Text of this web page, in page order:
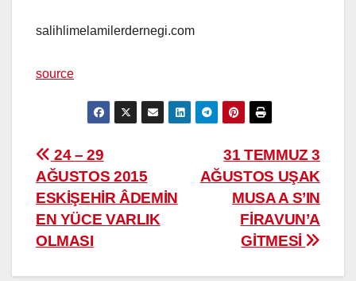
salihlimelamilerdernegi.com
source
Yazı
gezinmesi
31 TEMMUZ 3
AĞUSTOS UŞAK
MUSA A S’IN
FİRAVUN’A
GİTMESİ
24 – 29
AĞUSTOS 2015
ESKİŞEHİR ÂDEMİN
EN YÜCE VARLIK
OLMASI